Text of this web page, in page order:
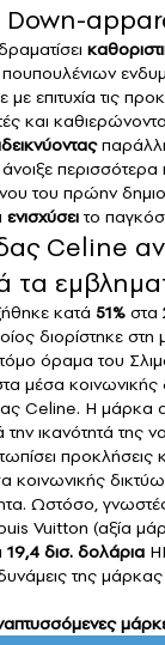
επιτυχία τις
και
του πρώην
ενισχύσειτο
Celine
τα
κατά 51% στα
διορίστηκε
όραμα του
μέσα κοινωνικής
Celine. Η μάρκα
ικανότητά της
κοινωνικής
Ωστόσο,
Vuitton (αξία
19,4 δισ. δολάρια
της